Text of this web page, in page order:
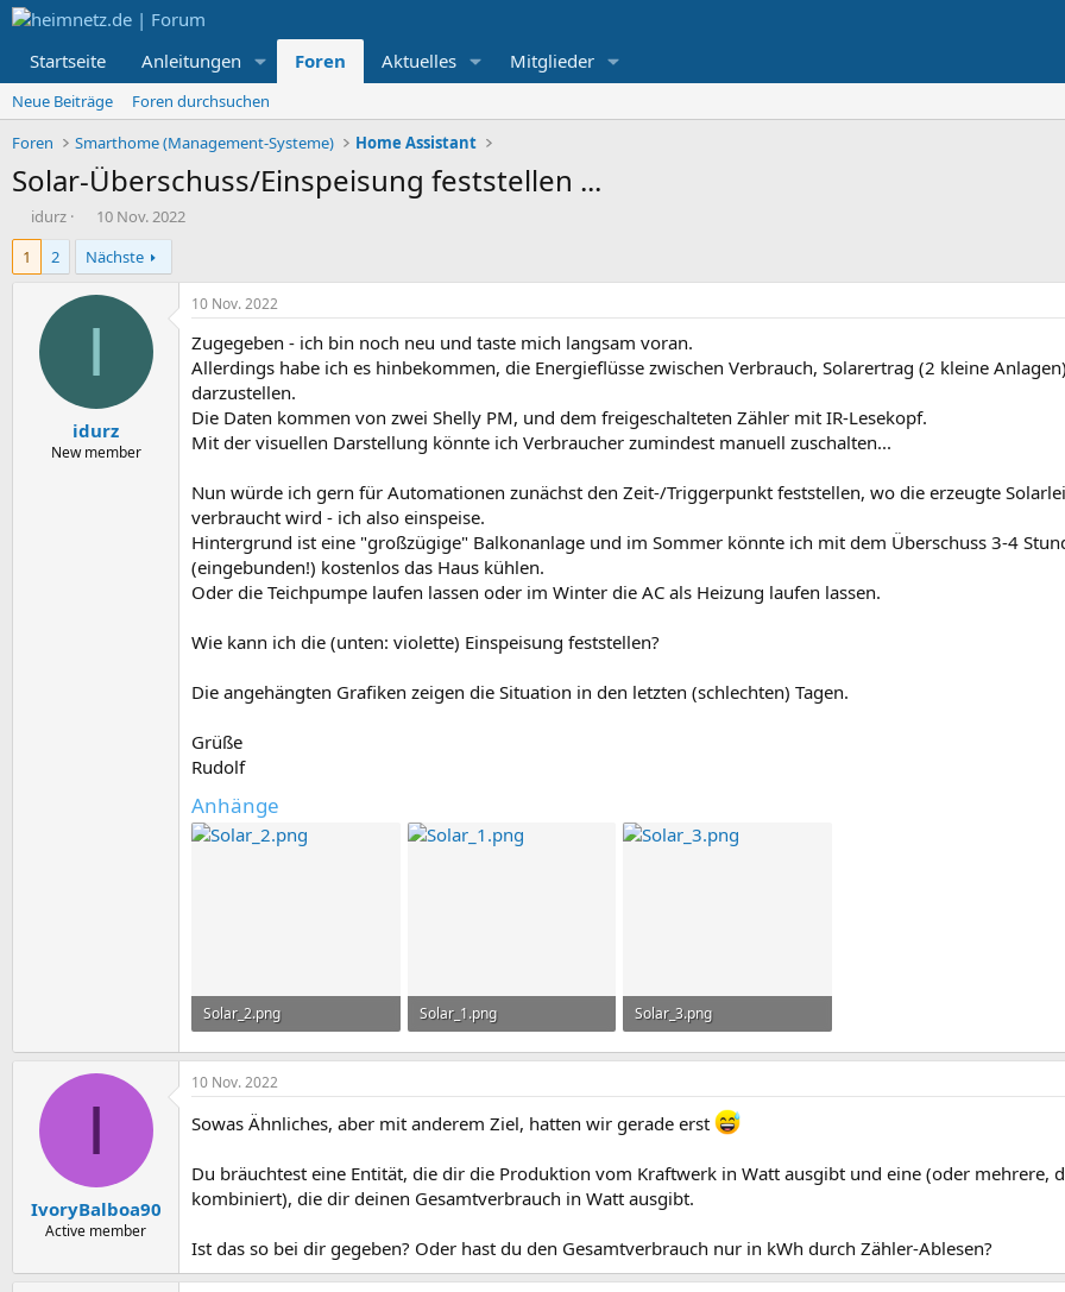
Startseite Anleitungen Foren Aktuelles Mitglieder
Neue Beiträge
Foren durchsuchen
Foren
Smarthome (Management-Systeme) Home Assistant
Solar-Überschuss/Einspeisung feststellen ...
E
r
t
idurz
E
r
s
t
e
m
10 Nov. 2022
1
2 Nächste
I
idurz
New member
10 Nov. 2022
Zugegeben - ich bin noch neu und taste mich langsam voran.
Allerdings habe ich es hinbekommen, die Energieflüsse zwischen Verbrauch, Solarertrag (2 kleine
darzustellen.
Die Daten kommen von zwei Shelly PM, und dem freigeschalteten Zähler mit IR-Lesekopf.
Mit der visuellen Darstellung könnte ich Verbraucher zumindest manuell zuschalten...
Nun würde ich gern für Automationen zunächst den Zeit-/Triggerpunkt feststellen, wo die erzeugte
verbraucht wird - ich also einspeise.
Hintergrund ist eine "großzügige" Balkonanlage und im Sommer könnte ich mit dem Überschuss 3-4
(eingebunden!) kostenlos das Haus kühlen.
Oder die Teichpumpe laufen lassen oder im Winter die AC als Heizung laufen lassen.
Wie kann ich die (unten: violette) Einspeisung feststellen?
Die angehängten Grafiken zeigen die Situation in den letzten (schlechten) Tagen.
Grüße
Rudolf
Anhänge
Solar_2.png
17,8 KB · Aufrufe: 3
Solar_1.png
15,6 KB · Aufrufe: 3
Solar_3.png
19,5 KB · Aufrufe: 3
I
IvoryBalboa90
Active member
10 Nov. 2022
Sowas Ähnliches, aber mit anderem Ziel, hatten wir gerade erst
Du bräuchtest eine Entität, die dir die Produktion vom Kraftwerk in Watt ausgibt und eine (oder mehrere,
kombiniert), die dir deinen Gesamtverbrauch in Watt ausgibt.
Ist das so bei dir gegeben? Oder hast du den Gesamtverbrauch nur in kWh durch Zähler-Ablesen?